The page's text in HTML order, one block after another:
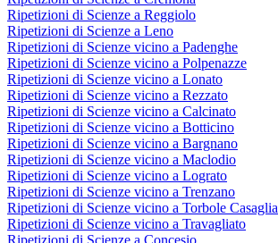
Ripetizioni di Scienze a Reggiolo
Ripetizioni di Scienze a Leno
Ripetizioni di Scienze vicino a Padenghe
Ripetizioni di Scienze vicino a Polpenazze
Ripetizioni di Scienze vicino a Lonato
Ripetizioni di Scienze vicino a Rezzato
Ripetizioni di Scienze vicino a Calcinato
Ripetizioni di Scienze vicino a Botticino
Ripetizioni di Scienze vicino a Bargnano
Ripetizioni di Scienze vicino a Maclodio
Ripetizioni di Scienze vicino a Lograto
Ripetizioni di Scienze vicino a Trenzano
Ripetizioni di Scienze vicino a Torbole Casaglia
Ripetizioni di Scienze vicino a Travagliato
Ripetizioni di Scienze a Concesio